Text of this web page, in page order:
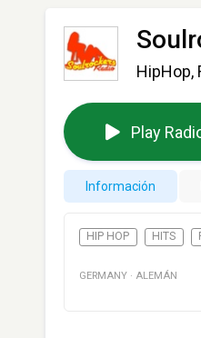
HipHop,
Play
Información
HIP HOP HITS
GERMANY · ALEMÁN